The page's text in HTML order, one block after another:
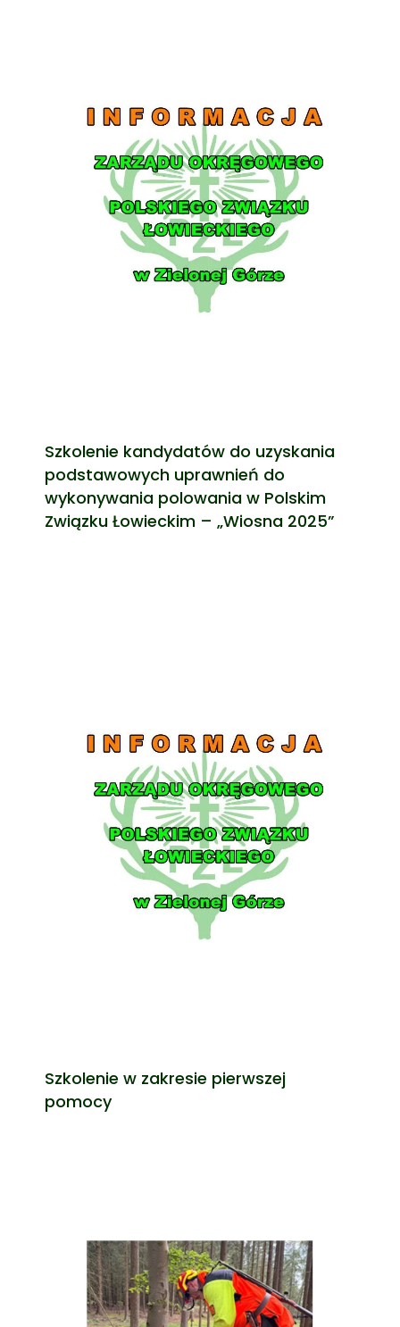
Szkolenie kandydatów do uzyskania
podstawowych uprawnień do
wykonywania polowania w Polskim
Związku Łowieckim – „Wiosna 2025”
Szkolenie w zakresie pierwszej
pomocy